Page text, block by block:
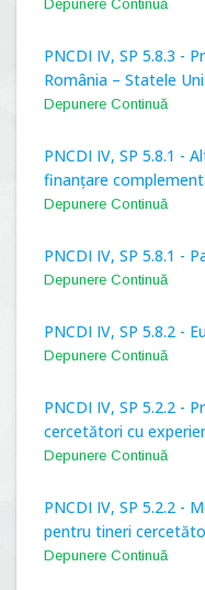
Depunere Continuă
PNCDI IV, SP 5.8.3 -
România – Statele
Depunere Continuă
PNCDI IV, SP 5.8.1 -
finanțare
Depunere Continuă
PNCDI IV, SP 5.8.1 -
Depunere Continuă
PNCDI IV, SP 5.8.2 -
Depunere Continuă
PNCDI IV, SP 5.2.2 -
cercetători cu
Depunere Continuă
PNCDI IV, SP 5.2.2 -
pentru tineri
Depunere Continuă